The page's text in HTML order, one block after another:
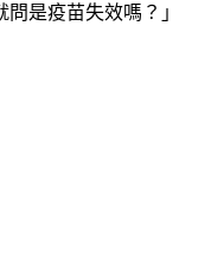
』，占比達28.4%，相